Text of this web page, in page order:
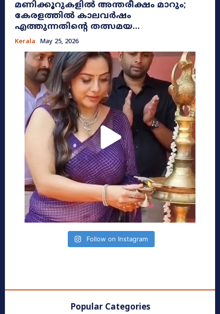
മണിക്കൂറുകളിൽ അന്തരീക്ഷം മാറും;
കേരളത്തിൽ കാലവർഷം
എത്തുന്നതിന്റെ തത്സമയ...
Kerala May 25, 2026
Follow on Instagram
Popular Categories